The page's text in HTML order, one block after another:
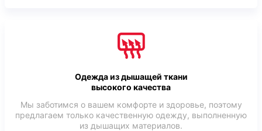
Одежда из дышащей ткани
высокого качества
Мы заботимся о вашем комфорте и здоровье, поэтому
предлагаем только качественную одежду, выполненную
из дышащих материалов.